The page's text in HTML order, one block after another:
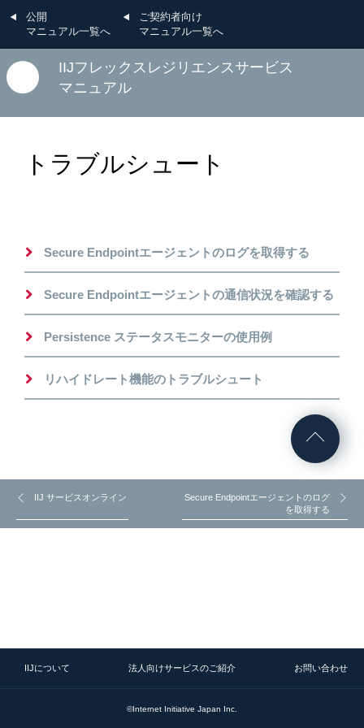
公開
マニュアル一覧へ
ご契約者向け
マニュアル一覧へ
IIJフレックスレジリエンスサービス
マニュアル
トラブルシュート
Secure Endpointエージェントのログを取得する
Secure Endpointエージェントの通信状況を確認する
Persistence ステータスモニターの使用例
リハイドレート機能のトラブルシュート
IIJ サービスオンライン
Secure Endpointエージェントのログ
を取得する
IIJについて 法人向けサービスのご紹介 お問い合わせ
©Internet Initiative Japan Inc.